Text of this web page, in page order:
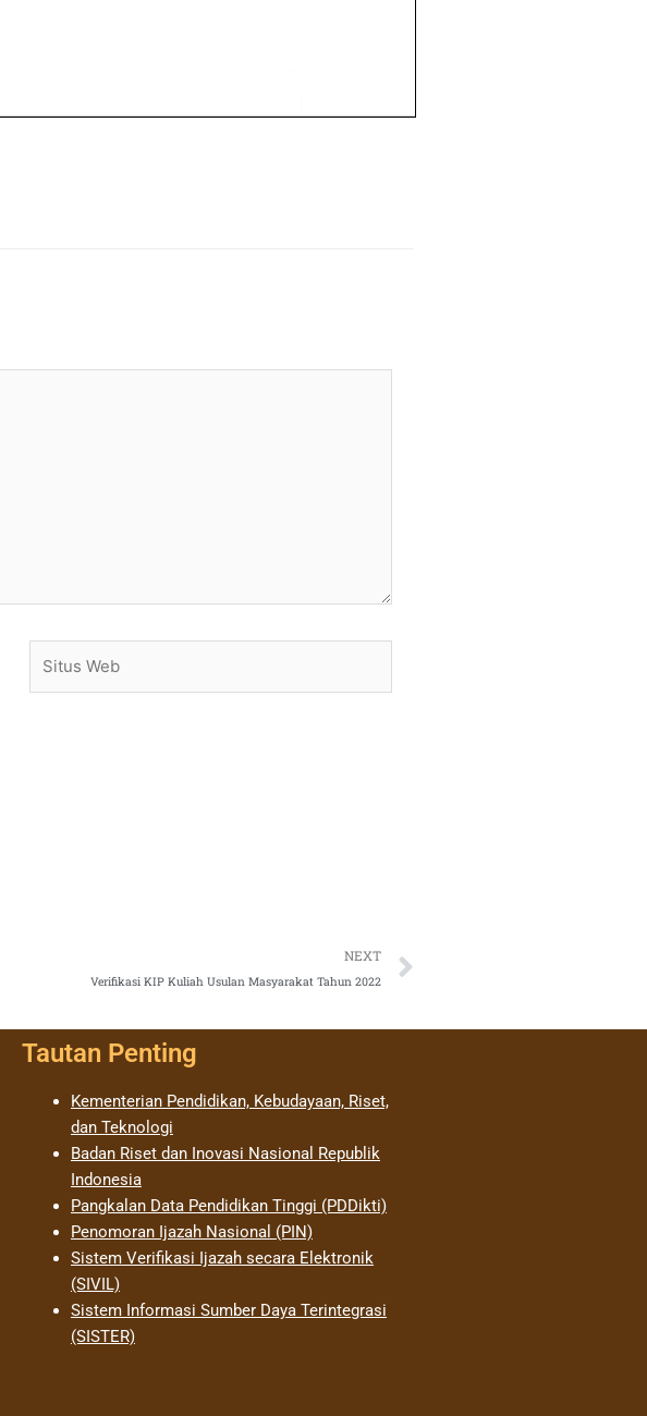
Web
NEXT
Verifikasi KIP Kuliah Usulan Masyarakat Tahun 2022
Tautan Penting
Kementerian Pendidikan, Kebudayaan, Riset,
dan Teknologi
Badan Riset dan Inovasi Nasional Republik
Indonesia
Pangkalan Data Pendidikan Tinggi (PDDikti)
Penomoran Ijazah Nasional (PIN)
Sistem Verifikasi Ijazah secara Elektronik
(SIVIL)
Sistem Informasi Sumber Daya Terintegrasi
(SISTER)